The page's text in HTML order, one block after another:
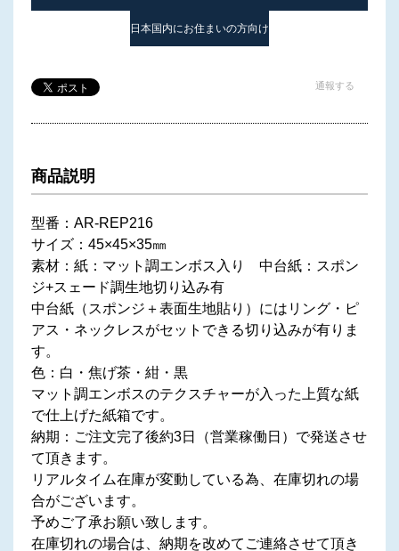
日本国内にお住まいの方向け
通報する
商品説明
型番：AR-REP216
サイズ：45×45×35㎜
素材：紙：マット調エンボス入り 中台紙：スポン
ジ+スェード調生地切り込み有
中台紙（スポンジ＋表面生地貼り）にはリング・ピ
アス・ネックレスがセットできる切り込みが有りま
す。
色：白・焦げ茶・紺・黒
マット調エンボスのテクスチャーが入った上質な紙
で仕上げた紙箱です。
納期：ご注文完了後約3日（営業稼働日）で発送させ
て頂きます。
リアルタイム在庫が変動している為、在庫切れの場
合がございます。
予めご了承お願い致します。
在庫切れの場合は、納期を改めてご連絡させて頂き